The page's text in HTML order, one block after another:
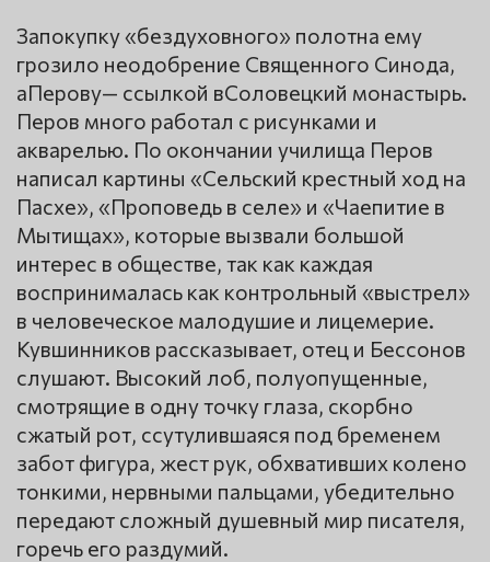
Запокупку «бездуховного» полотна ему
грозило неодобрение Священного Синода,
аПерову— ссылкой вСоловецкий монастырь.
Перов много работал с рисунками и
акварелью. По окончании училища Перов
написал картины «Сельский крестный ход на
Пасхе», «Проповедь в селе» и «Чаепитие в
Мытищах», которые вызвали большой
интерес в обществе, так как каждая
воспринималась как контрольный «выстрел»
в человеческое малодушие и лицемерие.
Кувшинников рассказывает, отец и Бессонов
слушают. Высокий лоб, полуопущенные,
смотрящие в одну точку глаза, скорбно
сжатый рот, ссутулившаяся под бременем
забот фигура, жест рук, обхвативших колено
тонкими, нервными пальцами, убедительно
передают сложный душевный мир писателя,
горечь его раздумий.